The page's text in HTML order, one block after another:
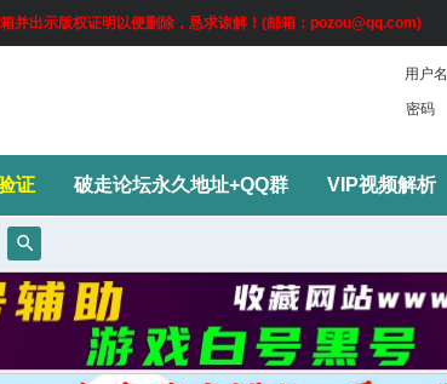
并出示版权证明以便删除，恳求谅解！(邮箱：pozou@qq.com)
用户名
密码
证 破走论坛永久地址+QQ群 VIP视频解析
搜
索